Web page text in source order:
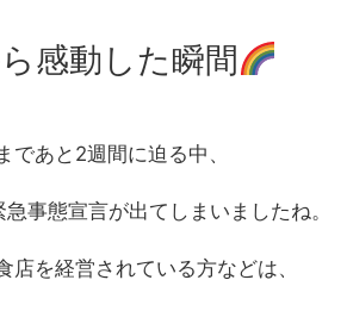
感動した瞬間
であと2週間に迫る中、
事態宣言が出てしまいましたね。
店を経営されている方などは、